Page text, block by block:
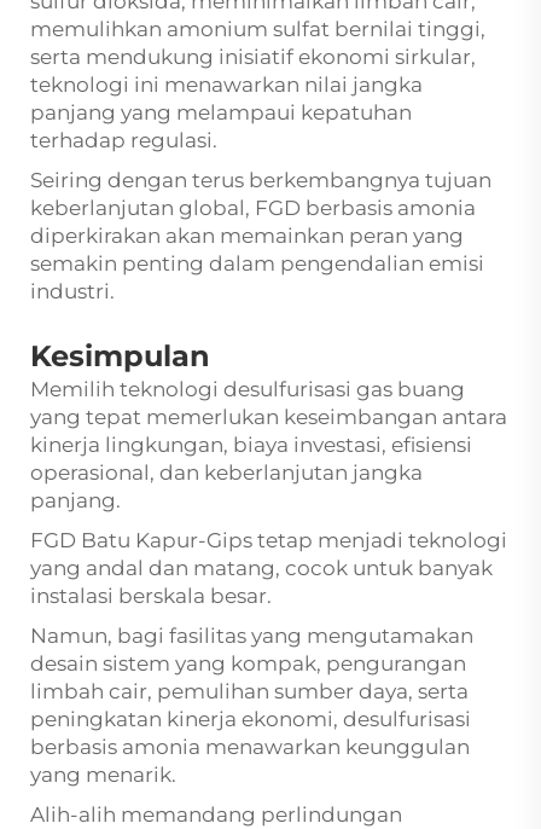
memulihkan amonium sulfat bernilai tinggi,
serta mendukung inisiatif ekonomi sirkular,
teknologi ini menawarkan nilai jangka
panjang yang melampaui kepatuhan
terhadap regulasi.
Seiring dengan terus berkembangnya tujuan
keberlanjutan global, FGD berbasis amonia
diperkirakan akan memainkan peran yang
semakin penting dalam pengendalian emisi
industri.
Kesimpulan
Memilih teknologi desulfurisasi gas buang
yang tepat memerlukan keseimbangan antara
kinerja lingkungan, biaya investasi, efisiensi
operasional, dan keberlanjutan jangka
panjang.
FGD Batu Kapur-Gips tetap menjadi teknologi
yang andal dan matang, cocok untuk banyak
instalasi berskala besar.
Namun, bagi fasilitas yang mengutamakan
desain sistem yang kompak, pengurangan
limbah cair, pemulihan sumber daya, serta
peningkatan kinerja ekonomi, desulfurisasi
berbasis amonia menawarkan keunggulan
yang menarik.
Alih-alih memandang perlindungan